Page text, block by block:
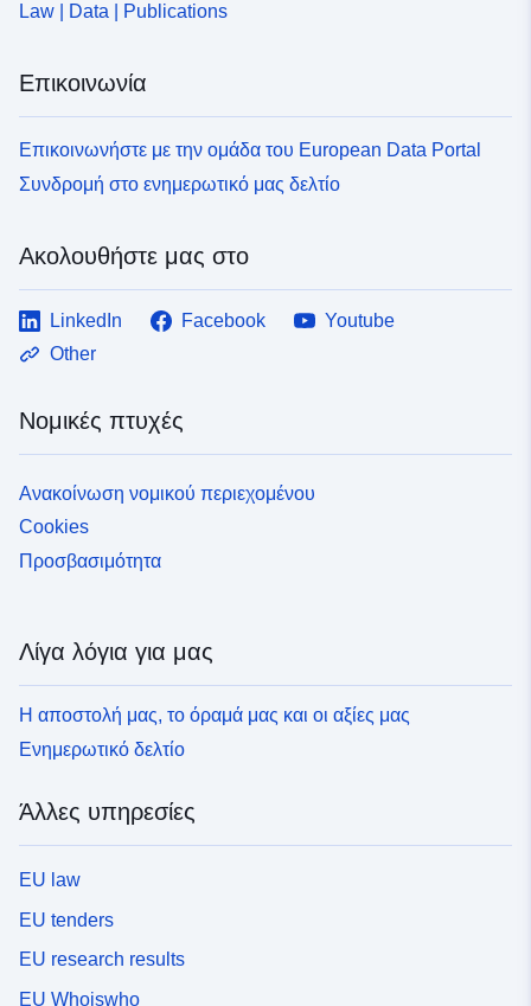
Law | Data | Publications
Επικοινωνία
Επικοινωνήστε με την ομάδα του European Data Portal
Συνδρομή στο ενημερωτικό μας δελτίο
Ακολουθήστε μας στο
LinkedIn Facebook
Youtube
Other
Νομικές πτυχές
Ανακοίνωση νομικού περιεχομένου
Cookies
Προσβασιμότητα
Λίγα λόγια για μας
Η αποστολή μας, το όραμά μας και οι αξίες μας
Ενημερωτικό δελτίο
Άλλες υπηρεσίες
EU law
EU tenders
EU research results
EU Whoiswho